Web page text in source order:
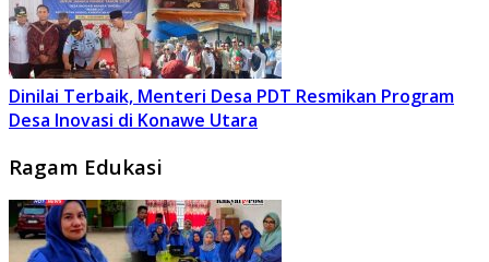
Dinilai Terbaik, Menteri Desa PDT Resmikan Program
Desa Inovasi di Konawe Utara
Ragam Edukasi